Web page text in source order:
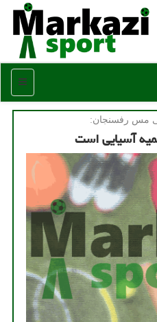
منو
مس رفسنجان:
آسیایی است